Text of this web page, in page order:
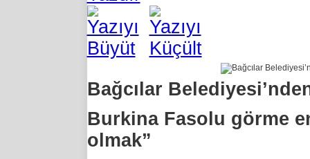
Bağcılar
Burkina Fasolu görme
olmak”